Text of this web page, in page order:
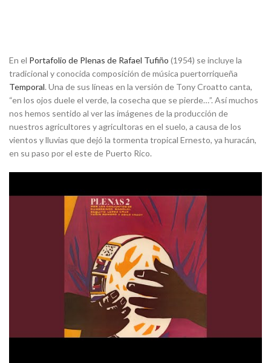
En el Portafolio de Plenas de Rafael Tufiño (1954) se incluye la
tradicional y conocida composición de música puertorriqueña
Temporal. Una de sus líneas en la versión de Tony Croatto canta,
“en los ojos duele el verde, la cosecha que se pierde…”. Así muchos
nos hemos sentido al ver las imágenes de la producción de
nuestros agricultores y agricultoras en el suelo, a causa de los
vientos y lluvias que dejó la tormenta tropical Ernesto, ya huracán,
en su paso por el este de Puerto Rico.